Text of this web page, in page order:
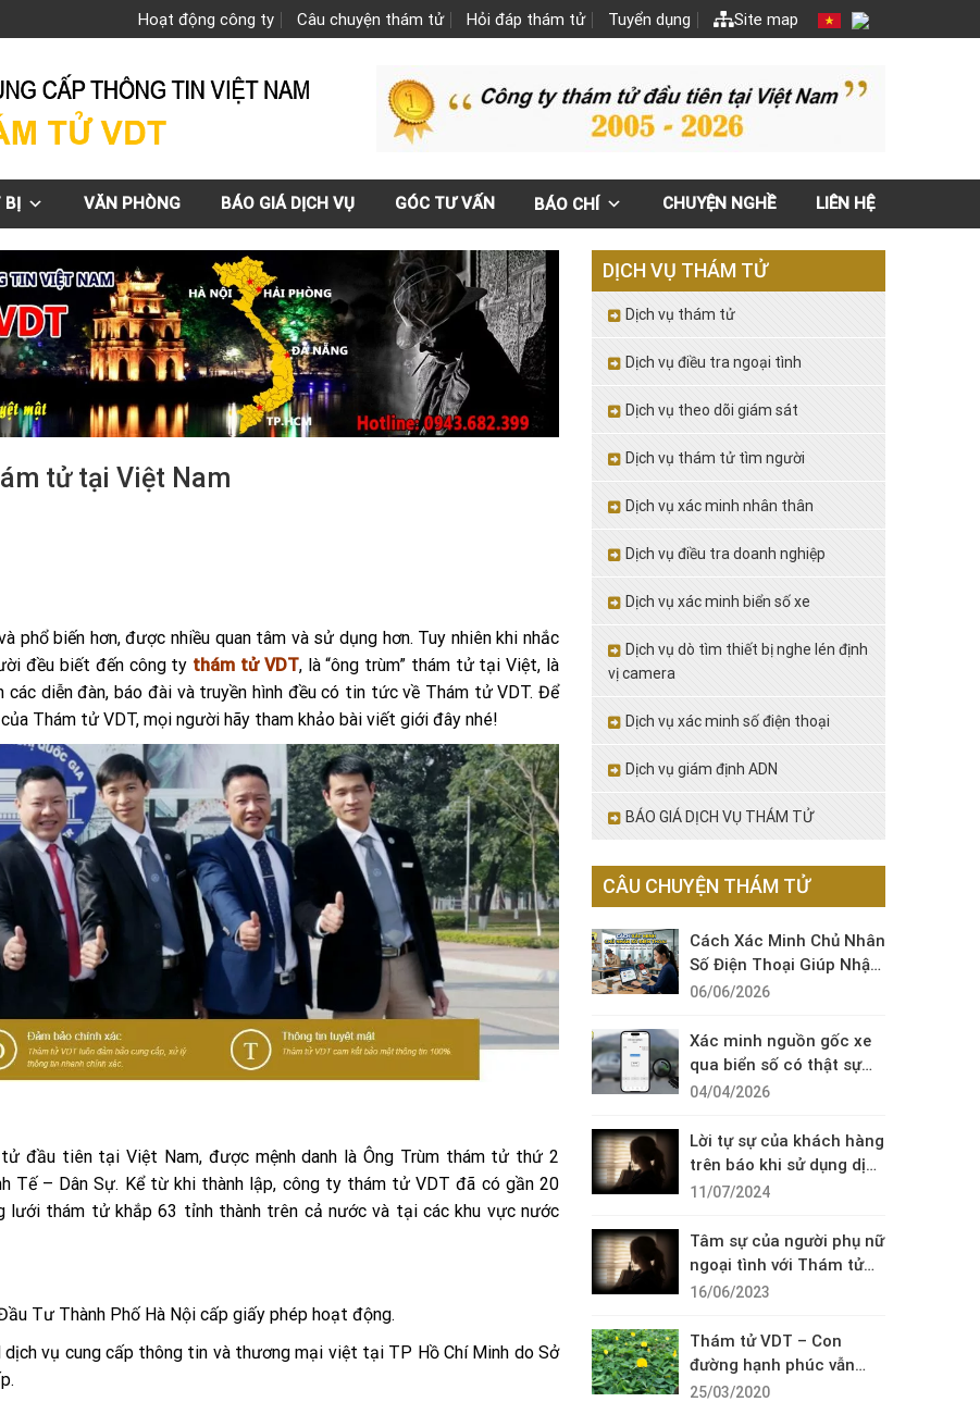
Hoạt động công ty Câu chuyện thám tử Hỏi đáp thám tử Tuyển dụng Site map
BỊ VĂN PHÒNG BÁO GIÁ DỊCH VỤ GÓC TƯ VẤN BÁO CHÍ CHUYỆN NGHỀ LIÊN HỆ
tử tại Việt Nam
phổ biến hơn, được nhiều quan tâm và sử dụng hơn. Tuy nhiên khi nhắc
đều biết đến công ty thám tử VDT, là “ông trùm” thám tử tại Việt, là
diễn đàn, báo đài và truyền hình đều có tin tức về Thám tử VDT. Để
Thám tử VDT, mọi người hãy tham khảo bài viết giới đây nhé!
đầu tiên tại Việt Nam, được mệnh danh là Ông Trùm thám tử thứ 2
Tế – Dân Sự. Kể từ khi thành lập, công ty thám tử VDT đã có gần 20
lưới thám tử khắp 63 tỉnh thành trên cả nước và tại các khu vực nước
Tư Thành Phố Hà Nội cấp giấy phép hoạt động.
dịch vụ cung cấp thông tin và thương mại việt tại TP Hồ Chí Minh do Sở
DỊCH VỤ THÁM TỬ
Dịch vụ thám tử
Dịch vụ điều tra ngoại tình
Dịch vụ theo dõi giám sát
Dịch vụ thám tử tìm người
Dịch vụ xác minh nhân thân
Dịch vụ điều tra doanh nghiệp
Dịch vụ xác minh biển số xe
Dịch vụ dò tìm thiết bị nghe lén định
vị camera
Dịch vụ xác minh số điện thoại
Dịch vụ giám định ADN
BÁO GIÁ DỊCH VỤ THÁM TỬ
CÂU CHUYỆN THÁM TỬ
Cách Xác Minh Chủ Nhân
Số Điện Thoại Giúp Nhận
Diện Cuộc Gọi Đáng Ngờ
06/06/2026
Xác minh nguồn gốc xe
qua biển số có thật sự
cần thiết?
04/04/2026
Lời tự sự của khách hàng
trên báo khi sử dụng dịch
vụ thám tử sài gòn VDT
11/07/2024
Tâm sự của người phụ nữ
ngoại tình với Thám tử
VDT
16/06/2023
Thám tử VDT – Con
đường hạnh phúc vẫn
còn đó !
25/03/2020